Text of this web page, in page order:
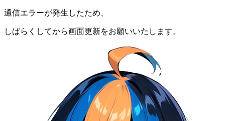
通信エラーが発生したため、
しばらくしてから画面更新をお願いいたします。